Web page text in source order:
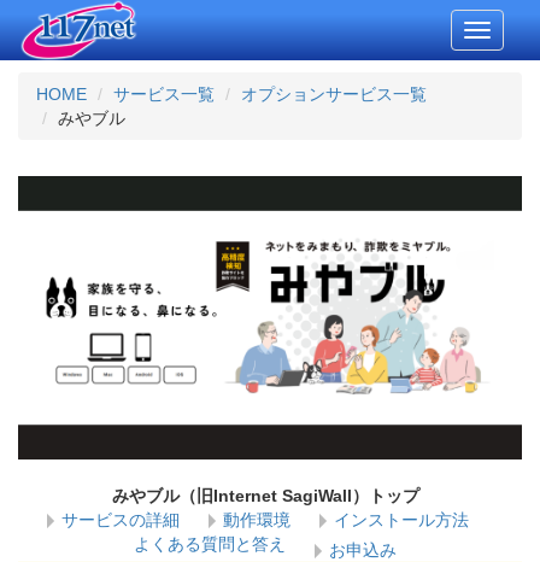
Toggle
HOME
サービス一覧
オプションサービス一覧
みやブル
みやブル（旧Internet SagiWall）トップ
サービスの詳細
動作環境
インストール方法
よくある質問と答え
お申込み